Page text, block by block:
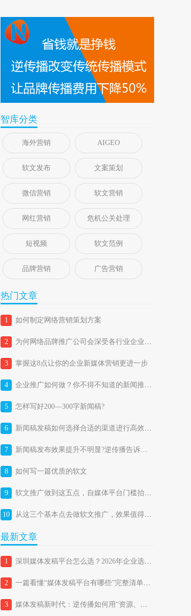
智库分类
海外营销 AIGEO
软文发布 文案策划
微信营销 软文营销
网红营销 危机公关处理
短视频 软文范例
品牌营销 广告营销
热门文章
1 如何制定网络营销策划方案
2 为何网络品牌推广公司会深受各行业企业喜爱？
3 掌握这8点让你的企业新媒体营销更进一步
4 企业推广如何做？你不得不知道的新闻推广五大优势！
5 怎样写好200—300字新闻稿?
6 新闻稿发稿如何选择合适的渠道进行高效投放？
7 新闻稿发布效果提升不明显?逆传播告诉你答案
8 如何写一篇优质的软文
9 软文推广做到这五点，自媒体平台门槛抬高成机遇
10 从这三个基本点去做软文推广，效果值得期待。
最新文章
1 深圳媒体发稿平台怎么选？2026年企业选择媒体发稿平台的避坑指南
2 一篇看懂“媒体发稿平台有哪些”完整清单，企业如何精准匹配？
3 媒体发稿新时代：逆传播如何用“资源、策略、技术三位一体”重新定义品牌传播？